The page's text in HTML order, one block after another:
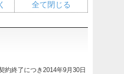
全て閉じる
約終了につき2014年9月30日